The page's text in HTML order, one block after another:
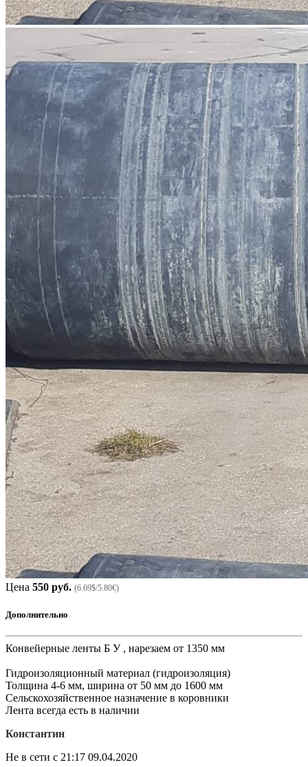
Цена 550 руб. (6.69$/5.80€)
Дополнительно
Конвейерные ленты Б У , нарезаем от 1350 мм
Гидроизоляционный материал (гидроизоляция)
Толщина 4-6 мм, ширина от 50 мм до 1600 мм
Сельскохозяйственное назначение в коровники
Лента всегда есть в наличии
Константин
Не в сети с 21:17 09.04.2020